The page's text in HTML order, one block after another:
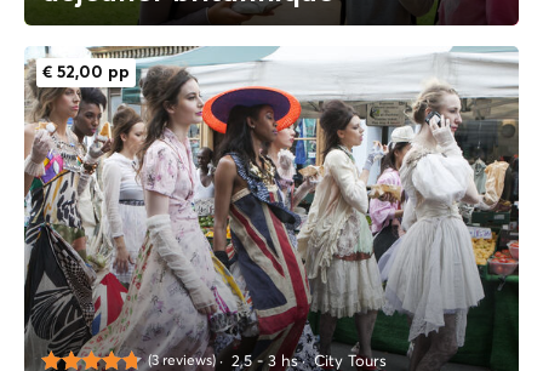
€ 52,00 pp
(3 reviews) 2,5 - 3 hs City Tours